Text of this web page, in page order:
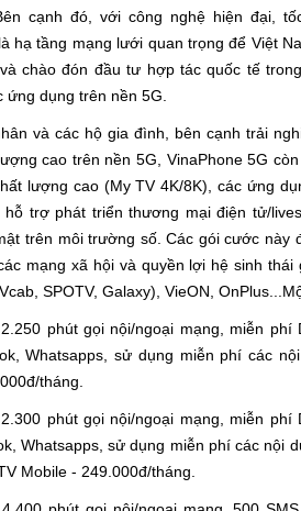
cạnh đó, với công nghệ hiện đại,
hạ tầng mạng lưới quan trọng để Việt
và chào đón đầu tư hợp tác quốc tế
dụng trên nền 5G.
và các hộ gia đình, bên cạnh trải
cao trên nền 5G, VinaPhone 5G
lượng cao (My TV 4K/8K), các ứng
trợ phát triển thương mại điện tử/
trên môi trường số. Các gói cước này
mạng xã hội và quyền lợi hệ sinh thái
SPOTV, Galaxy), VieON,
phút gọi nội/ngoại mạng, miễn
Whatsapps, sử dụng miễn phí các
tháng.
phút gọi nội/ngoại mạng, miễn
Whatsapps, sử dụng miễn phí các nội
Mobile - 249.000đ/tháng.